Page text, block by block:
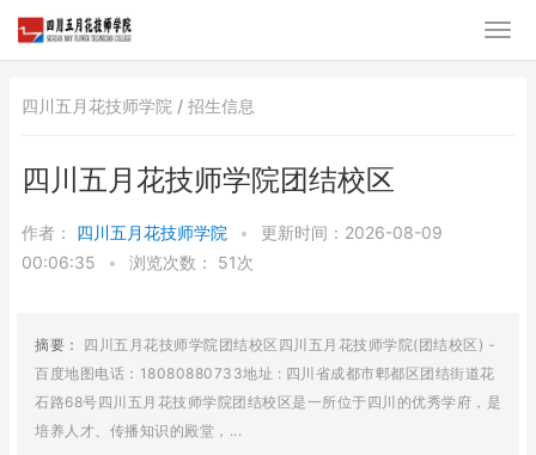
四川五月花技师学院 / 招生信息
四川五月花技师学院团结校区
作者： 四川五月花技师学院 •
更新时间：2026-08-09
00:06:35
• 浏览次数： 51次
摘要： 四川五月花技师学院团结校区四川五月花技师学院(团结校区) -
百度地图电话：18080880733地址 : 四川省成都市郫都区团结街道花
石路68号四川五月花技师学院团结校区是一所位于四川的优秀学府，是
培养人才、传播知识的殿堂，...